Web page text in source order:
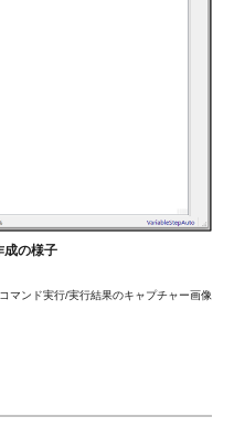
の様子
マンド実行/実行結果のキャプチャー画像